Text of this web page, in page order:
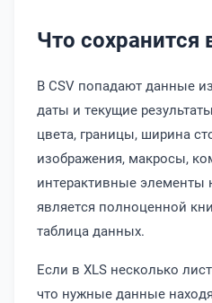
Что сохранится
В CSV попадают данные
даты и текущие
цвета, границы, ширина
изображения, макросы,
интерактивные элементы
является полноценной
таблица данных.
Если в XLS несколько
что нужные данные